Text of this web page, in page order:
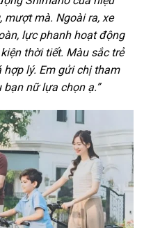
mượt mà. Ngoài ra, xe
lực phanh hoạt động
thời tiết. Màu sắc trẻ
hợp lý. Em gửi chị tham
nữ lựa chọn ạ.”